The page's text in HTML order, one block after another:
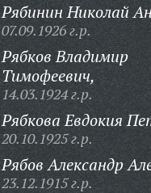
Рябинин Николай
07.09.1926 г.р.
Рябков Владимир
Тимофеевич,
14.03.1924 г.р.
Рябкова Евдокия
20.10.1925 г.р.
Рябов Александр
23.12.1915 г.р.